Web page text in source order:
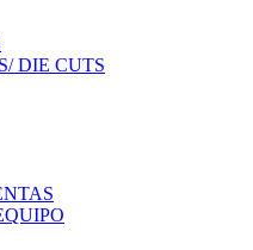
DIE CUTS